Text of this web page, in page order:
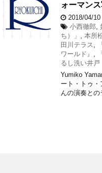
ォーマン
2018/04/10
小西徹郎,
ち）」 , 本所
田川テラス ,
ワールド』 ,
るし洗い井戸
Yumiko
ート・トゥ
んの演奏と